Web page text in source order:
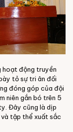
hoạt động truyền
tỏ sự tri ân đối
đóng góp của đội
niên gắn bó trên 5
Đây cũng là dịp
tập thể xuất sắc